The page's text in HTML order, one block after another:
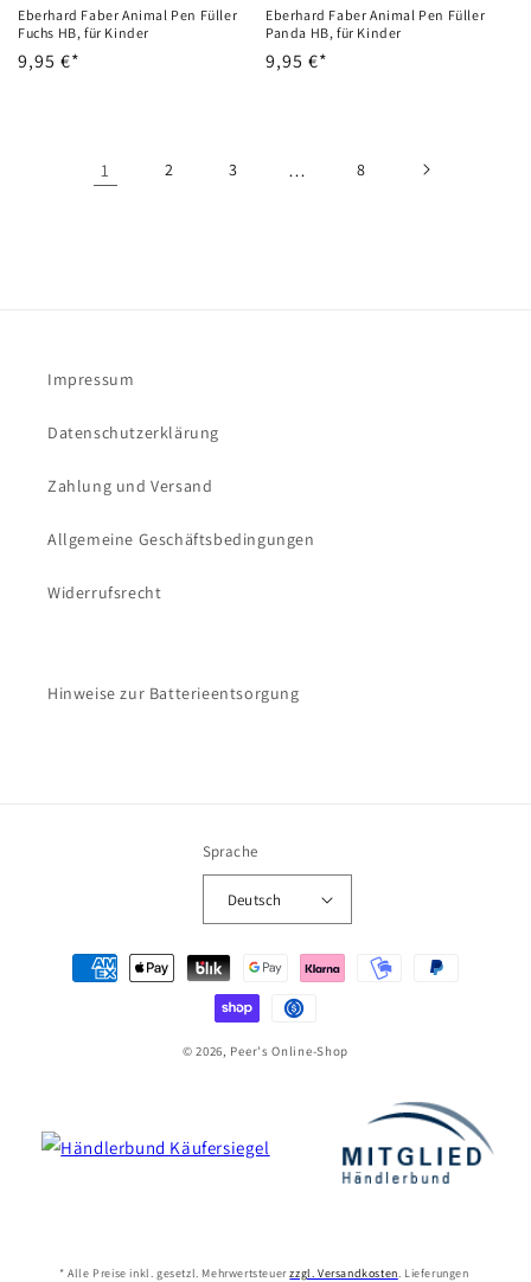
Eberhard Faber Animal Pen Füller
Fuchs HB, für Kinder
Normaler
9,95 €*
Eberhard Faber Animal Pen Füller
Panda HB, für Kinder
Normaler
9,95 €*
1 2 3 … 8
Impressum
Datenschutzerklärung
Zahlung und Versand
Allgemeine Geschäftsbedingungen
Widerrufsrecht
Hinweise zur Batterieentsorgung
Sprache
Deutsch
Zahlungsmethoden
© 2026, Peer's Online-Shop
* Alle Preise inkl. gesetzl. Mehrwertsteuerzzgl. Versandkosten. Lieferungen